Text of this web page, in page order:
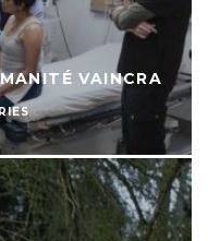
VAINCRA